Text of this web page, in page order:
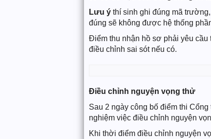
Lưu ý thí sinh ghi đúng mã
đúng sẽ không được hệ thống
Điểm thu nhận hồ sơ phải yêu cầu
điều chỉnh sai sót nếu có.
Điều chỉnh nguyện vọng thử
Sau 2 ngày công bố điểm thi
nghiệm việc điều chỉnh nguyện
Khi thời điểm điều chỉnh nguyện